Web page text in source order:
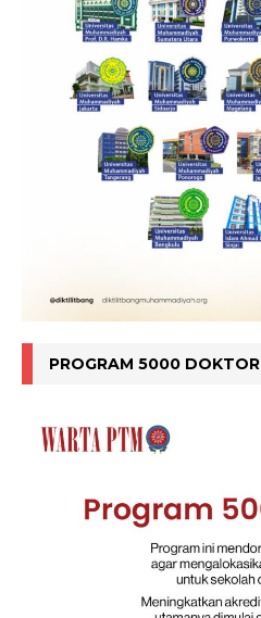
PROGRAM 5000 DOKTOR